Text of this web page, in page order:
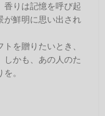
香りは記憶を呼び起
が鮮明に思い出され
を贈りたいとき、
しかも、あの人のた
。